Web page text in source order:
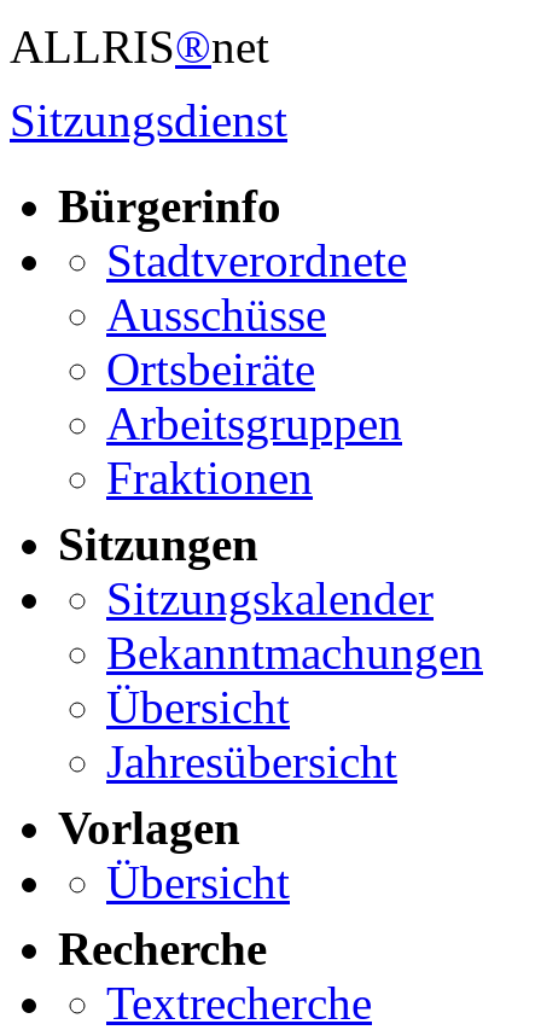
ALLRIS®net
Sitzungsdienst
Bürgerinfo
Stadtverordnete
Ausschüsse
Ortsbeiräte
Arbeitsgruppen
Fraktionen
Sitzungen
Sitzungskalender
Bekanntmachungen
Übersicht
Jahresübersicht
Vorlagen
Übersicht
Recherche
Textrecherche